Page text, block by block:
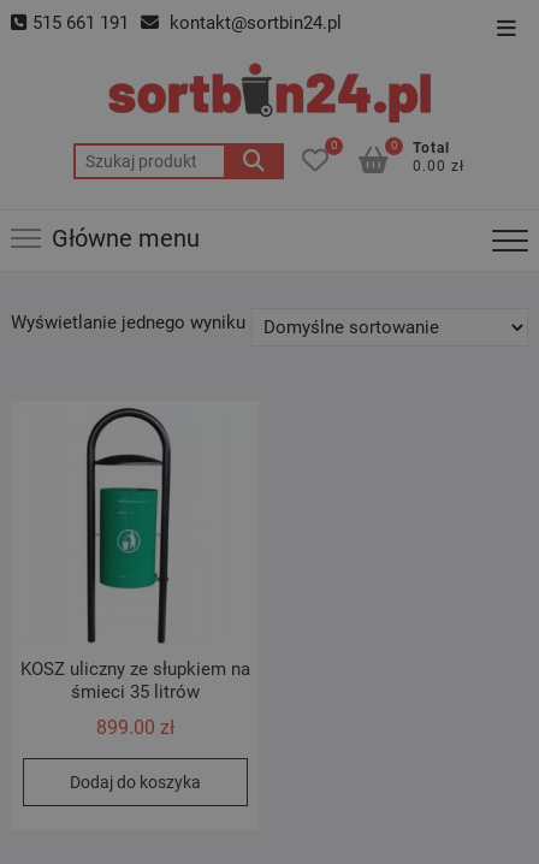
Skip 515 661 191 kontakt@sortbin24.pl
Szukaj:
0
Total
0.00 zł
0
Główne menu
Wyświetlanie jednego wyniku
KOSZ uliczny ze słupkiem na
śmieci 35 litrów
899.00 zł
Dodaj do koszyka